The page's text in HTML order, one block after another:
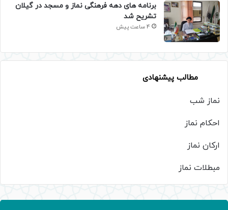
برنامه های دهه فرهنگی نماز و مسجد در گیلان
تشریح شد
4 ساعت پیش
مطالب پیشنهادی
نماز شب
احکام نماز
ارکان نماز
مبطلات نماز